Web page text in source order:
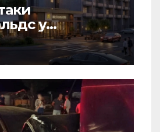
у
(Фото)